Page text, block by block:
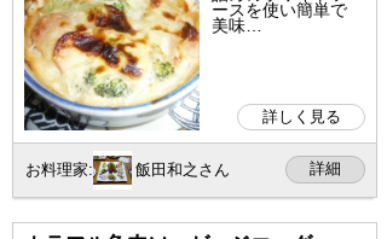
ースを使い簡単で
美味…
詳しく見る
お料理家: 飯田和之さん 詳細